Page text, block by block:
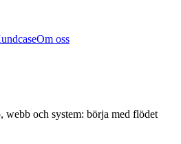
Om oss
webb och system: börja med flödet